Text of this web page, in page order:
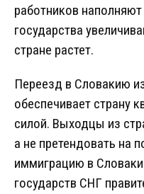
работников
государства
стране растет.
Переезд в Словакию
обеспечивает страну
силой. Выходцы из
а не претендовать на
иммиграцию в
государств СНГ